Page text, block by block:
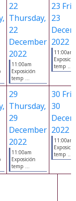
22
Thursday,
22
December
2022
11:00am
Exposición
temp ...
23
23
2022
11:00am
temp ...
29
Thursday,
29
December
2022
11:00am
Exposición
temp ...
30
30
2022
11:00am
temp ...